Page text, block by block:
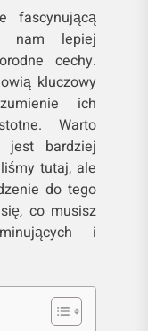
fascynującą
nam lepiej
cechy.
kluczowy
ich
Warto
jest bardziej
tutaj, ale
do tego
co musisz
i